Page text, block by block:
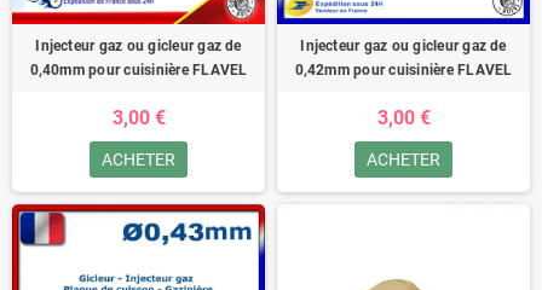
Injecteur gaz ou gicleur gaz de
0,40mm pour cuisinière FLAVEL
3,00 €
ACHETER
Injecteur gaz ou gicleur gaz de
0,42mm pour cuisinière FLAVEL
3,00 €
ACHETER